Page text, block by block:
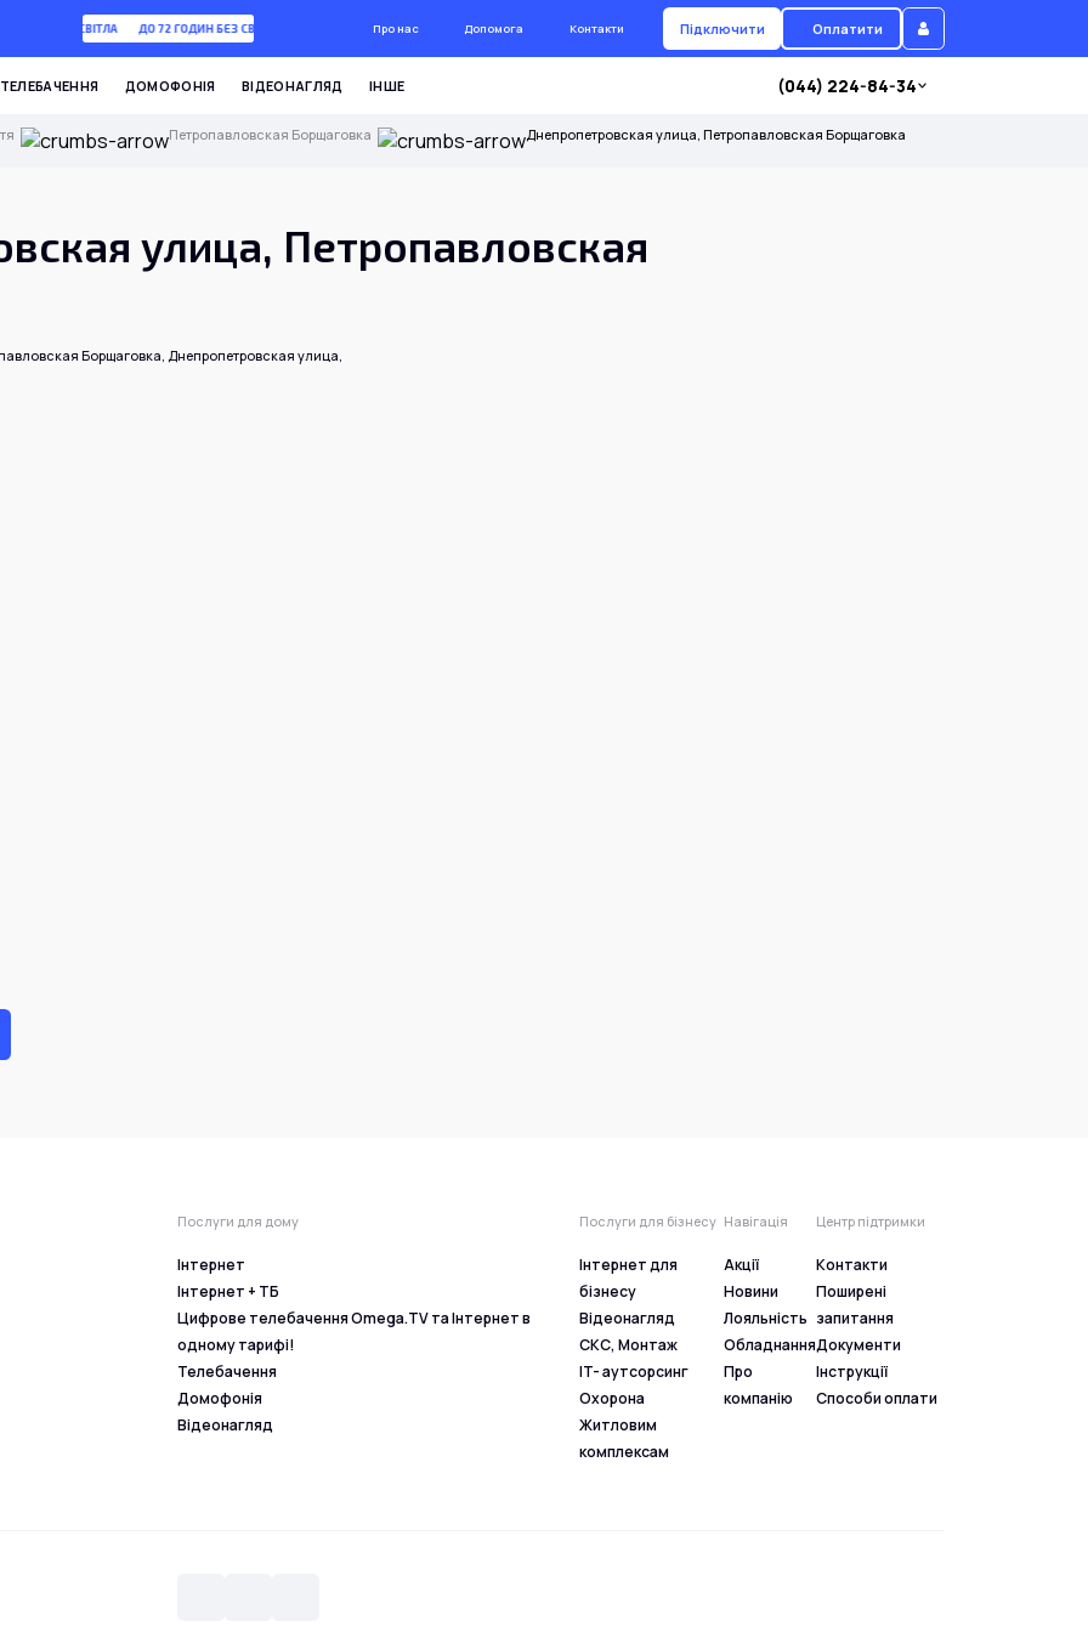
ГОДИН БЕЗ СВІТЛА ДО 72 ГОДИН БЕЗ СВІТЛА Про нас Допомога Контакти Підключити Оплатити
ТЕЛЕБАЧЕННЯ ДОМОФОНІЯ ВІДЕОНАГЛЯД ІНШЕ (044) 224-84-34
Петропавловская Борщаговка Днепропетровская улица, Петропавловская Борщаговка
улица, Петропавловская
Борщаговка, Днепропетровская улица,
Послуги для дому
Інтернет
Інтернет + ТБ
Цифрове телебачення Omega.TV та Інтернет в
одному тарифі!
Телебачення
Домофонія
Відеонагляд
Послуги для бізнесу
Інтернет для
бізнесу
Відеонагляд
СКС, Монтаж
IT- аутсорсинг
Охорона
Житловим
комплексам
Навігація
Акції
Новини
Лояльність
Обладнання
Про
компанію
Центр підтримки
Контакти
Поширені
запитання
Документи
Інструкції
Способи оплати